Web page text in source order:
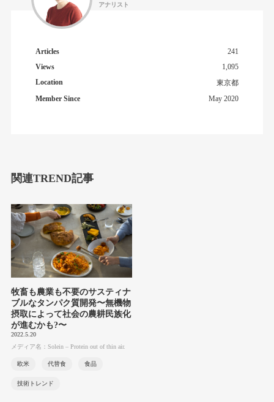
アナリスト
Articles
241
Views
1,095
Location
東京都
Member Since
May 2020
関連TREND記事
牧畜も農業も不要のサスティナ
ブルなタンパク質開発〜無機物
摂取によって社会の農耕民族化
が進むかも?〜
2022.5.20
メディア名：Solein – Protein out of thin air.
欧米 代替食 食品
技術トレンド